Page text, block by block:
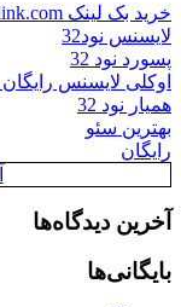
خرید بک لینک behtarinbacklink.com
لایسنس نود32
پسورد نود 32
اوکلی لایسنس رایگان
همیار نود 32
بهترین سئو
رایگان
آخرین دیدگاه‌ها
بایگانی‌ها